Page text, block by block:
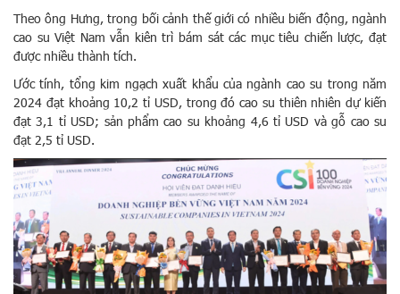
Theo ông Hưng, trong bối cảnh thế giới có nhiều biến động, ngành
cao su Việt Nam vẫn kiên trì bám sát các mục tiêu chiến lược, đạt
được nhiều thành tích.
Ước tính, tổng kim ngạch xuất khẩu của ngành cao su trong năm
2024 đạt khoảng 10,2 tỉ USD, trong đó cao su thiên nhiên dự kiến
đạt 3,1 tỉ USD; sản phẩm cao su khoảng 4,6 tỉ USD và gỗ cao su
đạt 2,5 tỉ USD.